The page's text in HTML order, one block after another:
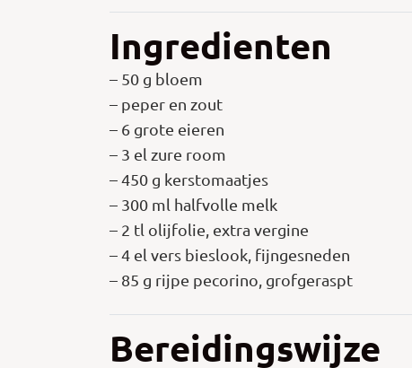
Ingredienten
– 50 g bloem
– peper en zout
– 6 grote eieren
– 3 el zure room
– 450 g kerstomaatjes
– 300 ml halfvolle melk
– 2 tl olijfolie, extra vergine
– 4 el vers bieslook, fijngesneden
– 85 g rijpe pecorino, grofgeraspt
Bereidingswijze